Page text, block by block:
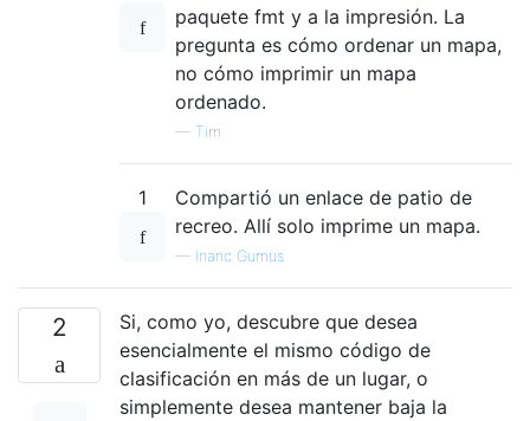
paquete fmt y a la impresión. La
pregunta es cómo ordenar un mapa,
no cómo imprimir un mapa
ordenado.
— Tim
1
Compartió un enlace de patio de
recreo. Allí solo imprime un mapa.
— Inanc Gumus
2
Si, como yo, descubre que desea
esencialmente el mismo código de
clasificación en más de un lugar, o
simplemente desea mantener baja la